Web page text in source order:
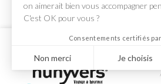
on aimerait bien vous accompagner
C'est OK pour vous ?
Consentements certifiés par
Non merci Je choisis
Axeptio consent
Plateforme de Gestion du